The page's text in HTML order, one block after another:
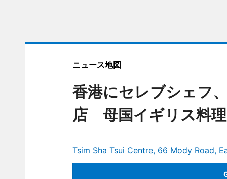
ニュース地図
香港にセレブシェフ
店 母国イギリス料
Tsim Sha Tsui Centre, 66 Mody Road,